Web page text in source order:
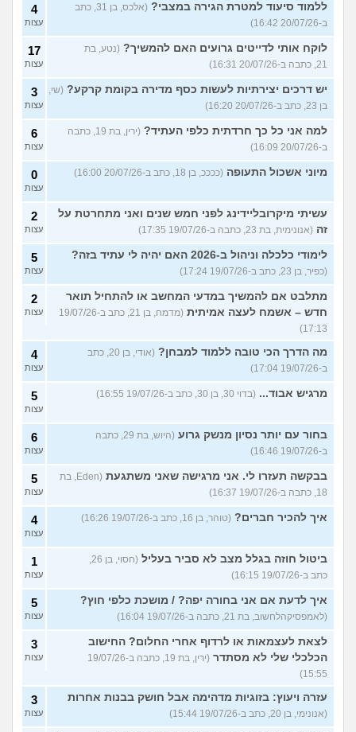
ללמוד סיעוד למטרת הגירה במצבי?
(אלכס, בן 31, כתב
ב-20/07/26 16:42)
4
עצות
לוקח אותי לדייטים גרועים האם להמשיך? (נטע, בת
21, כתבה ב-20/07/26 16:31)
17
עצות
יש דרכים יצירתיות לעשות כסף מדירה בקומת קרקע? (שי,
בן 23, כתב ב-20/07/26 16:20)
3
עצות
למה אני כל כך חרדתית כלפי העתיד?
(ירין, בת 19, כתבה
ב-20/07/26 16:09)
6
עצות
מיוני אשכול התעופה (ככככ, בן 18, כתב ב-20/07/26 16:00) 0
עצות
עשיתי מיקרובליידינג לפני חמש שנים ואני מתחרטת על
זה (אנונימית, בת 23, כתבה ב-19/07/26 17:35)
2
עצות
לימודי כלכלה וניהול ב-2026 האם יהיה לי עתיד בזה?
(כפיר, בן 23, כתב ב-19/07/26 17:24)
5
עצות
מתלבט אם להמשיך במדעי המחשב או להתחיל תואר
חדש – אשמח לעצה אמיתית
(מדמח, בן 21, כתב ב-19/07/26
17:13)
2
עצות
מה הדרך הכי טובה ללמוד למבחן?
(אודי, בן 20, כתב
ב-19/07/26 17:04)
4
עצות
מרגיש אבוד... (בדוי 30, בן 30, כתב ב-19/07/26 16:55) 5
עצות
בחור עם יותר נסיון מנשק גרוע
(היוש, בת 29, כתבה
ב-19/07/26 16:46)
6
עצות
בבקשה תעזרו לי. אני מרגישה שאני משתגעת
(Eden, בת
18, כתבה ב-19/07/26 16:37)
5
עצות
איך להכיר חברים? (טוהר, בן 16, כתב ב-19/07/26 16:26) 4
עצות
ביטול חוזה בגלל מצב לא סביר בעליל
(חסוי, בן 26,
כתב ב-19/07/26 16:15)
1
עצות
איך לדעת אם אני בחורה יפה? / מושכת כלפי חוץ?
(לאמפסיקהלחשוב, בת 21, כתבה ב-19/07/26 16:04)
5
עצות
לצאת לעצמאות או לרדוף אחרי החלום? החישוב
הכלכלי שלי לא מסתדר
(ירין, בת 19, כתבה ב-19/07/26
15:55)
3
עצות
עזרה ויעוץ: בזוגיות מדהימה אבל חושק בבנות אחרות
(אנונימי, בן 20, כתב ב-19/07/26 15:44)
3
עצות